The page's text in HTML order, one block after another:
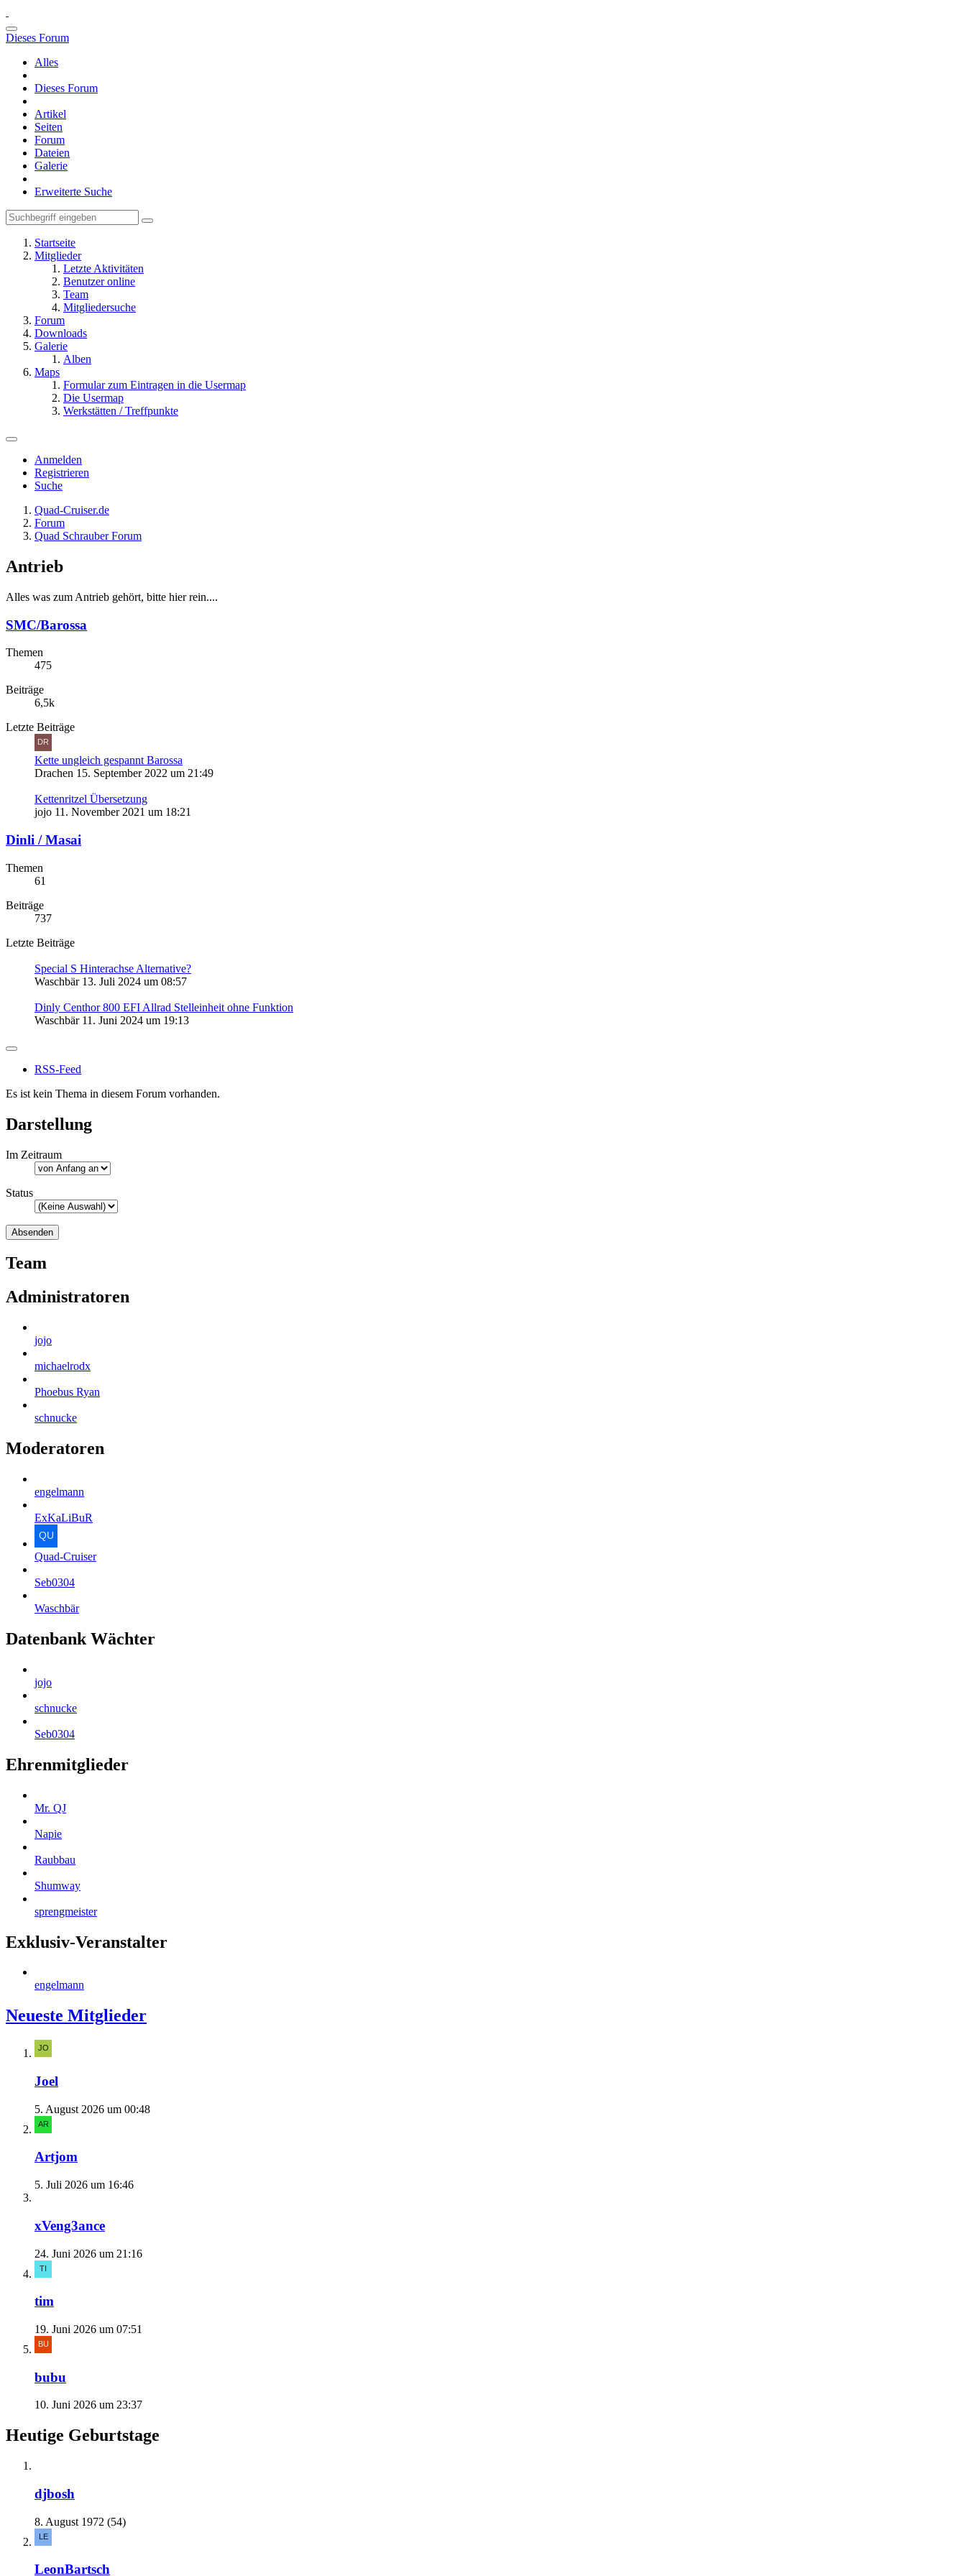
Dieses Forum
Alles
Dieses Forum
Artikel
Seiten
Forum
Dateien
Galerie
Erweiterte Suche
Startseite
Mitglieder
Letzte Aktivitäten
Benutzer online
Team
Mitgliedersuche
Forum
Downloads
Galerie
Alben
Maps
Formular zum Eintragen in die Usermap
Die Usermap
Werkstätten / Treffpunkte
Anmelden
Registrieren
Suche
Quad-Cruiser.de
Forum
Quad Schrauber Forum
Antrieb
Alles was zum Antrieb gehört, bitte hier rein....
SMC/Barossa
Themen
475
Beiträge
6,5k
Letzte Beiträge
Kette ungleich gespannt Barossa
Drachen 15. September 2022 um 21:49
Kettenritzel Übersetzung
jojo 11. November 2021 um 18:21
Dinli / Masai
Themen
61
Beiträge
737
Letzte Beiträge
Special S Hinterachse Alternative?
Waschbär 13. Juli 2024 um 08:57
Dinly Centhor 800 EFI Allrad Stelleinheit ohne Funktion
Waschbär 11. Juni 2024 um 19:13
RSS-Feed
Es ist kein Thema in diesem Forum vorhanden.
Darstellung
Im Zeitraum
Status
Team
Administratoren
jojo
michaelrodx
Phoebus Ryan
schnucke
Moderatoren
engelmann
ExKaLiBuR
Quad-Cruiser
Seb0304
Waschbär
Datenbank Wächter
jojo
schnucke
Seb0304
Ehrenmitglieder
Mr. QJ
Napie
Raubbau
Shumway
sprengmeister
Exklusiv-Veranstalter
engelmann
Neueste Mitglieder
Joel
5. August 2026 um 00:48
Artjom
5. Juli 2026 um 16:46
xVeng3ance
24. Juni 2026 um 21:16
tim
19. Juni 2026 um 07:51
bubu
10. Juni 2026 um 23:37
Heutige Geburtstage
djbosh
8. August 1972 (54)
LeonBartsch